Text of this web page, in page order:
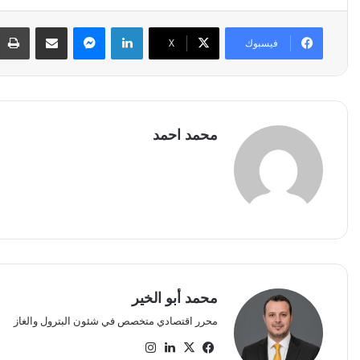
فيسبوك ‫X
لينكدإن ماسنجر مشاركة عبر البريد
محمد احمد
محمد أبو الخير
محرر اقتصادي متخصص في شئون البترول والغاز
فيسبوك
‫X لينكدإن